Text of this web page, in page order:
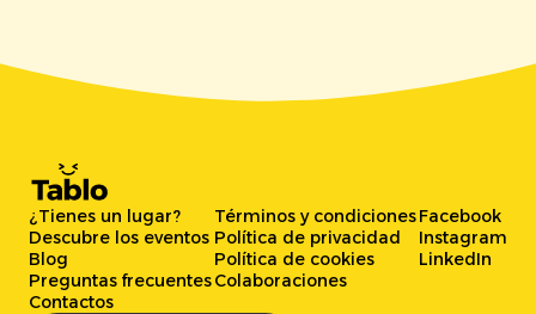
¿Tienes un lugar?
Descubre los eventos
Blog
Preguntas frecuentes
Contactos
Términos y condiciones
Política de privacidad
Política de cookies
Colaboraciones
Facebook
Instagram
LinkedIn